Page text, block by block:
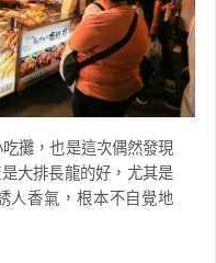
攤，也是這次偶然發現
大排長龍的好，尤其是
人香氣，根本不自覺地